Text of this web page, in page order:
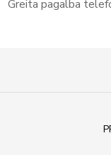
Greita pagalba